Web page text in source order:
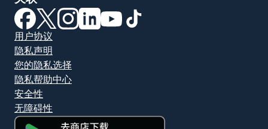
（在新窗口中打开）
（在新窗口中打开）
（在新窗口中打开）
（在新窗口中打开）
（在新窗口中打开）
用户协议
隐私声明
您的隐私选择
隐私帮助中心
安全性
无障碍性